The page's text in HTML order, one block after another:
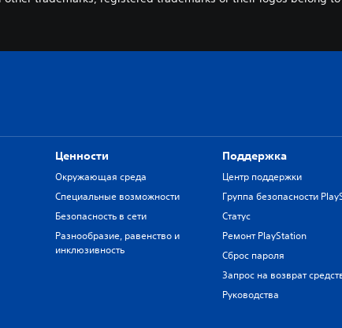
Ценности
Окружающая среда
Специальные возможности
Безопасность в сети
Разнообразие, равенство и
инклюзивность
Поддержка
Центр поддержки
Группа безопасности
Статус
Ремонт PlayStation
Сброс пароля
Запрос на возврат
Руководства